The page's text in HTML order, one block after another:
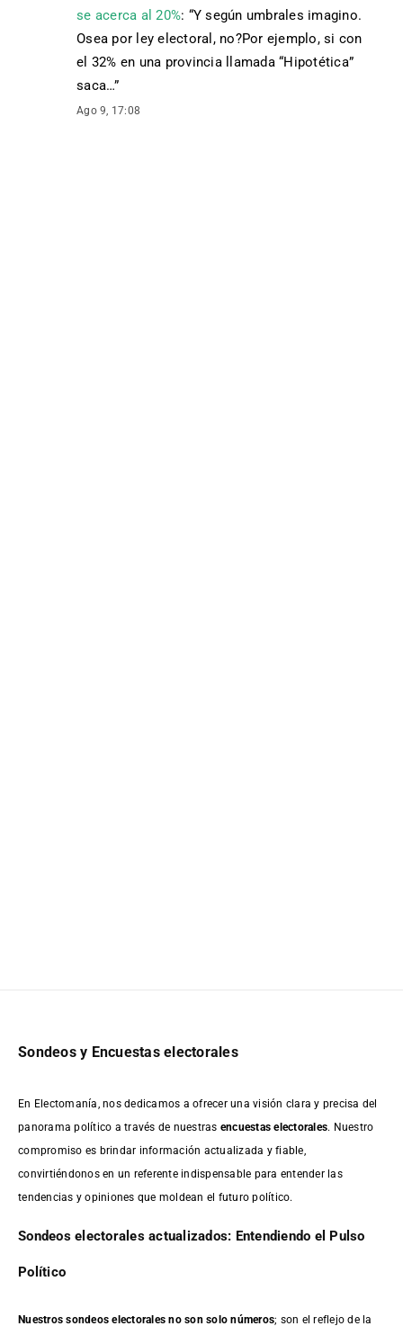
se acerca al 20%: “Y según umbrales imagino.
Osea por ley electoral, no?Por ejemplo, si con
el 32% en una provincia llamada “Hipotética”
saca…”
Ago 9, 17:08
Sondeos y Encuestas electorales
En Electomanía, nos dedicamos a ofrecer una visión clara y precisa del
panorama político a través de nuestras encuestas electorales. Nuestro
compromiso es brindar información actualizada y fiable,
convirtiéndonos en un referente indispensable para entender las
tendencias y opiniones que moldean el futuro político.
Sondeos electorales actualizados: Entendiendo el Pulso
Político
Nuestros sondeos electorales no son solo números; son el reflejo de la